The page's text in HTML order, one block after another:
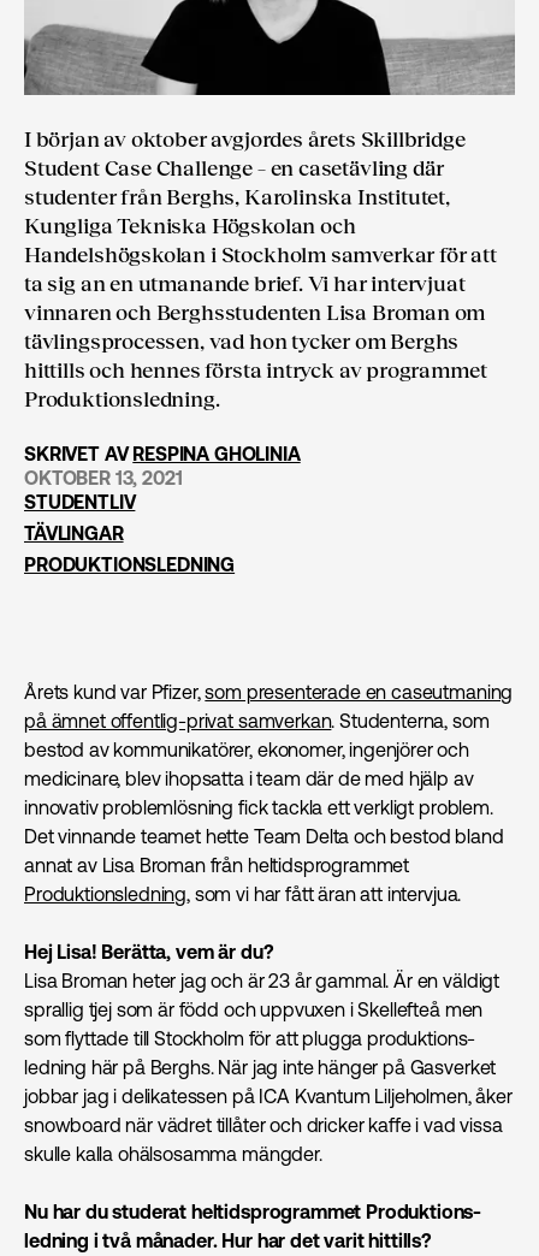
I början av oktober avgjordes årets Skillbridge
Student Case Challenge – en casetävling där
studenter från Berghs, Karolinska Institutet,
Kungliga Tekniska Högskolan och
Handelshögskolan i Stockholm samverkar för att
ta sig an en utmanande brief. Vi har intervjuat
vinnaren och Berghsstudenten Lisa Broman om
tävlingsprocessen, vad hon tycker om Berghs
hittills och hennes första intryck av programmet
Produktions­ledning.
SKRIVET AVRESPINA GHOLINIA
OKTOBER 13, 2021
STUDENTLIV
TÄVLINGAR
PRODUKTIONS­LEDNING
Årets kund var Pfizer,som presenterade en caseutmaning
på ämnet offentlig-privat samverkan. Studenterna, som
bestod av kommunikatörer, ekonomer, ingenjörer och
medicinare, blev ihopsatta i team där de med hjälp av
innovativ problemlösning fick tackla ett verkligt problem.
Det vinnande teamet hette Team Delta och bestod bland
annat av Lisa Broman från heltidsprogrammet
Produktions­ledning, som vi har fått äran att intervjua.
Hej Lisa! Berätta, vem är du?
Lisa Broman heter jag och är 23 år gammal. Är en väldigt
sprallig tjej som är född och uppvuxen i Skellefteå men
som flyttade till Stockholm för att plugga produktions­
ledning här på Berghs. När jag inte hänger på Gasverket
jobbar jag i delikatessen på ICA Kvantum Liljeholmen, åker
snowboard när vädret tillåter och dricker kaffe i vad vissa
skulle kalla ohälsosamma mängder.
Nu har du studerat heltidsprogrammet Produktions­
ledning i två månader. Hur har det varit hittills?